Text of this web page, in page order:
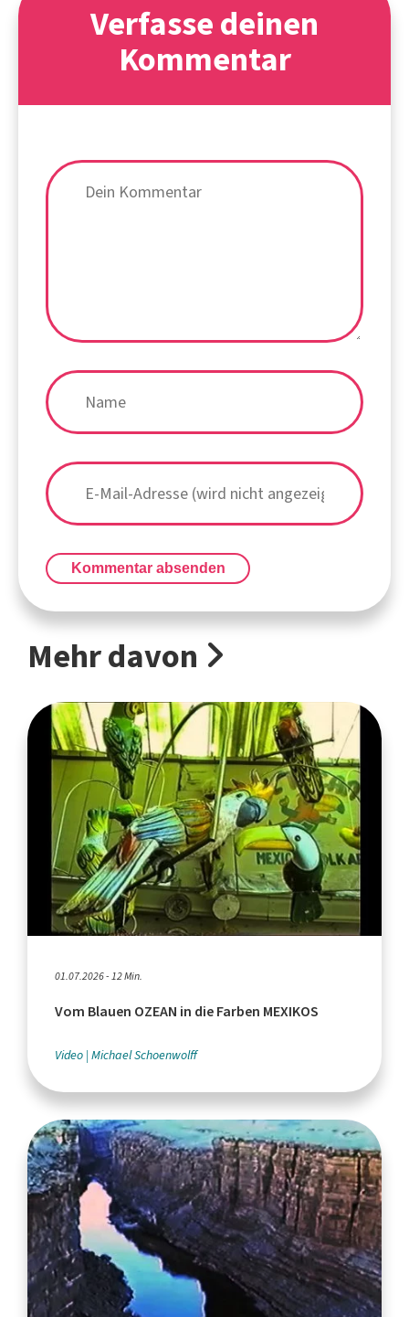
Verfasse deinen
Kommentar
Kommentar absenden
Mehr davon
01.07.2026 - 12 Min.
Vom Blauen OZEAN in die Farben MEXIKOS
Video Michael Schoenwolff